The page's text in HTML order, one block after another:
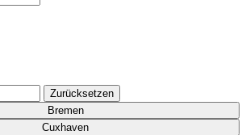
Zurücksetzen
Bremen
Cuxhaven